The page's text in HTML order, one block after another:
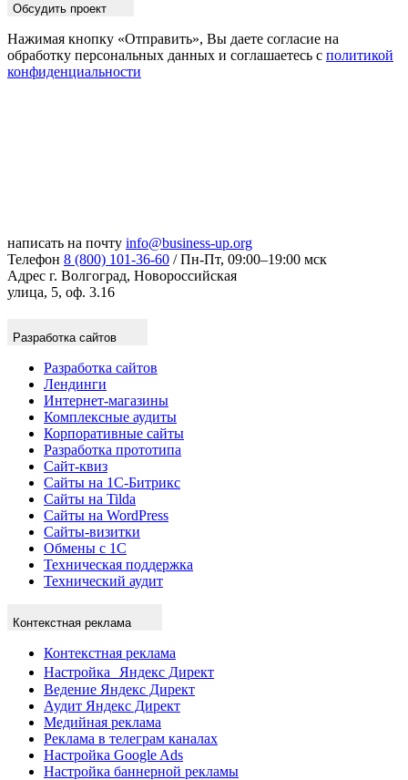
Обсудить проект
Нажимая кнопку «Отправить», Вы даете согласие на
обработку персональных данных и соглашаетесь с политикой
конфиденциальности
написать на почту info@business-up.org
Телефон 8 (800) 101-36-60 / Пн-Пт, 09:00–19:00 мск
Адрес г. Волгоград, Новороссийская
улица, 5, оф. 3.16
Разработка сайтов
Разработка сайтов
Лендинги
Интернет-магазины
Комплексные аудиты
Корпоративные сайты
Разработка прототипа
Сайт-квиз
Сайты на 1С-Битрикс
Сайты на Tilda
Сайты на WordPress
Сайты-визитки
Обмены с 1С
Техническая поддержка
Технический аудит
Контекстная реклама
Контекстная реклама
Настройка Яндекс Директ
Ведение Яндекс Директ
Аудит Яндекс Директ
Медийная реклама
Реклама в телеграм каналах
Настройка Google Ads
Настройка баннерной рекламы